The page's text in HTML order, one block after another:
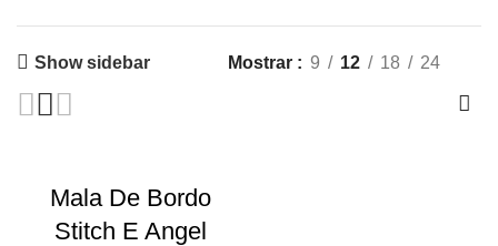
Show sidebar Mostrar 9 12 18 24
Mala De Bordo
Stitch E Angel